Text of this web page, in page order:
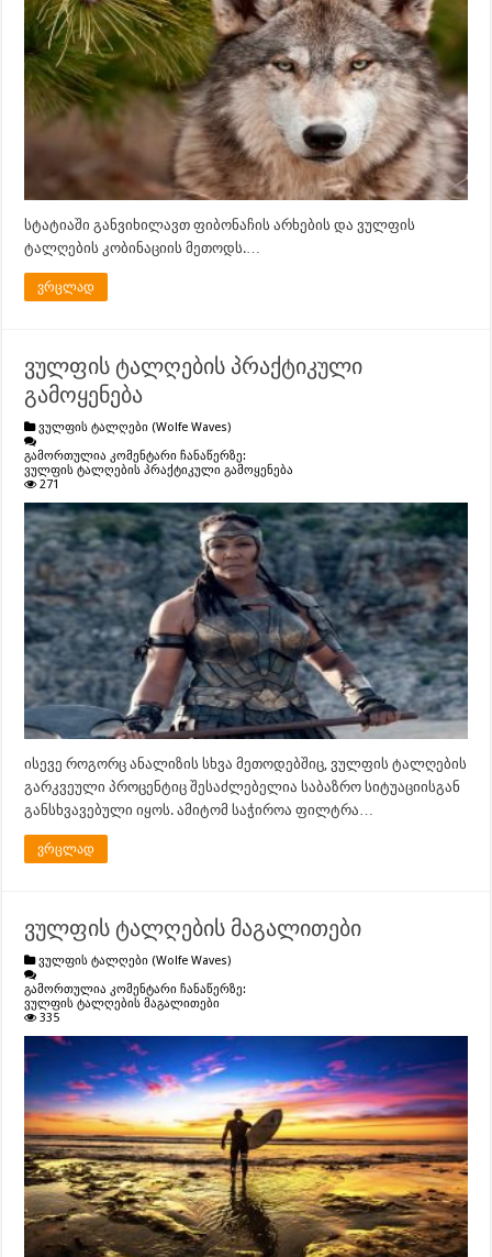
სტატიაში განვიხილავთ ფიბონაჩის არხების და ვულფის
ტალღების კობინაციის მეთოდს.…
ვრცლად
ვულფის ტალღების პრაქტიკული
გამოყენება
ვულფის ტალღები (Wolfe Waves)
გამორთულია კომენტარი ჩანაწერზე:
ვულფის ტალღების პრაქტიკული გამოყენება
271
ისევე როგორც ანალიზის სხვა მეთოდებშიც, ვულფის ტალღების
გარკვეული პროცენტიც შესაძლებელია საბაზრო სიტუაციისგან
განსხვავებული იყოს. ამიტომ საჭიროა ფილტრა…
ვრცლად
ვულფის ტალღების მაგალითები
ვულფის ტალღები (Wolfe Waves)
გამორთულია კომენტარი ჩანაწერზე:
ვულფის ტალღების მაგალითები
335